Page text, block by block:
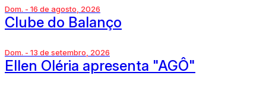
Dom. - 16 de agosto, 2026
Clube do Balanço
Dom. - 13 de setembro, 2026
Ellen Oléria apresenta "AGÔ"